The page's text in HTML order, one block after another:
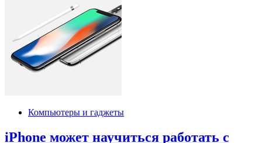
Компьютеры и гаджеты
iPhone может научиться работать с